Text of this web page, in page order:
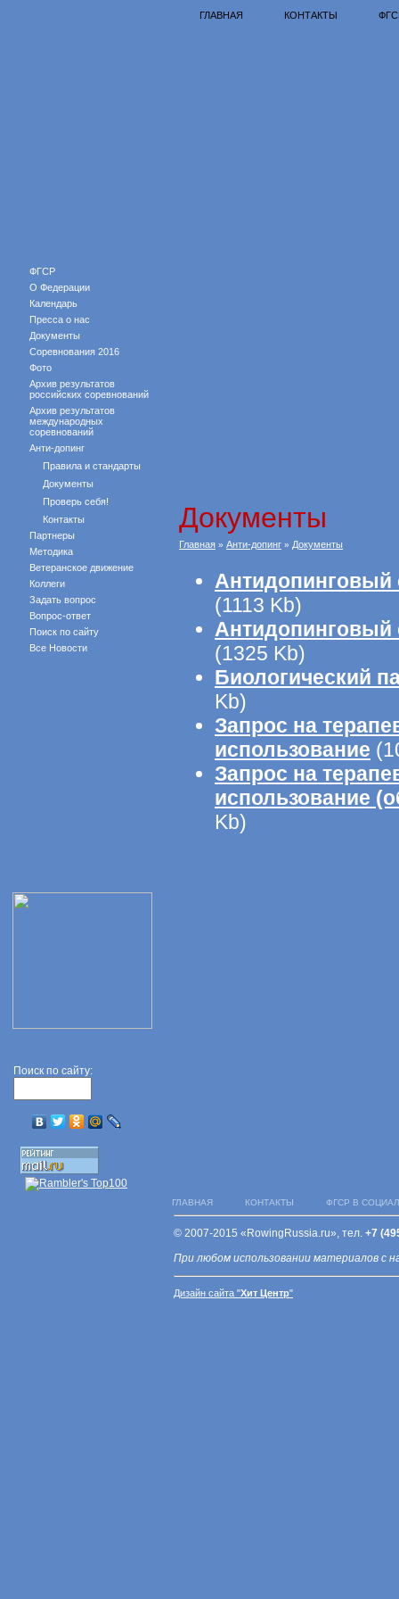
ФГСР
О Федерации
Календарь
Пресса о нас
Документы
Соревнования 2016
Фото
Архив результатов
российских соревнований
Архив результатов
международных
соревнований
Анти-допинг
Правила и стандарты
Документы
Проверь себя!
Контакты
Партнеры
Методика
Ветеранское движение
Коллеги
Задать вопрос
Вопрос-ответ
Поиск по сайту
Все Новости
Поиск по сайту:
ГЛАВНАЯ КОНТАКТЫ
Документы
Главная » Анти-допинг » Документы
Антидопинговый
(1113 Kb)
Антидопинговый
(1325 Kb)
Биологический
Kb)
Запрос на
использование
Запрос на
использование
Kb)
ГЛАВНАЯ КОНТАКТЫ ФГСР В
© 2007-2015 «RowingRussia.ru», тел. +7
При любом использовании материалов с
Дизайн сайта "Хит Центр"